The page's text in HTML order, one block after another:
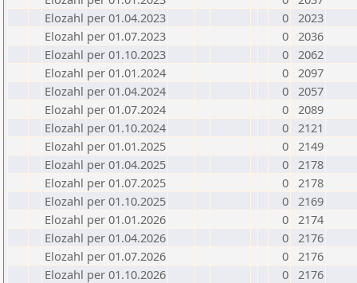
Elozahl per 01.04.2023
0 2023
Elozahl per 01.07.2023
0 2036
Elozahl per 01.10.2023
0 2062
Elozahl per 01.01.2024
0 2097
Elozahl per 01.04.2024
0 2057
Elozahl per 01.07.2024
0 2089
Elozahl per 01.10.2024
0 2121
Elozahl per 01.01.2025
0 2149
Elozahl per 01.04.2025
0 2178
Elozahl per 01.07.2025
0 2178
Elozahl per 01.10.2025
0 2169
Elozahl per 01.01.2026
0 2174
Elozahl per 01.04.2026
0 2176
Elozahl per 01.07.2026
0 2176
Elozahl per 01.10.2026
0 2176